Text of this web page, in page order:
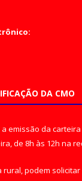
DA CMO
emissão da
de 8h às 12h na
podem